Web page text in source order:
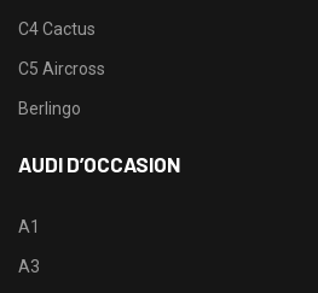
C4 Cactus
C5 Aircross
Berlingo
AUDI D’OCCASION
A1
A3